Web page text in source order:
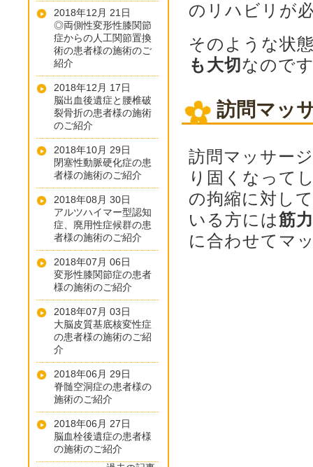
のリハビリが
そのような状
も大切 なので
訪問マッ
訪問マッサー
り固くなって
の拘縮に対し
いる方には筋
に合わせてマ
2018年12月 21日
◎両側性変形性膝関節
症からの人工関節置換
術の患者様の施術のご
紹介
2018年12月 17日
脳出血後遺症と腰椎破
裂骨折の患者様の施術
のご紹介
2018年10月 29日
閉塞性動脈硬化症の患
者様の施術のご紹介
2018年08月 30日
アルツハイマー型認知
症、廃用性症候群の患
者様の施術のご紹介
2018年07月 06日
変形性膝関節症の患者
様の施術のご紹介
2018年07月 03日
大脳皮質基底核変性症
の患者様の施術のご紹
介
2018年06月 29日
脊髄空洞症の患者様の
施術のご紹介
2018年06月 27日
脳血栓後遺症の患者様
の施術のご紹介